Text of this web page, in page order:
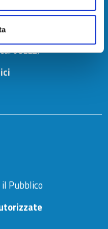
08LLZJ
Pubblico